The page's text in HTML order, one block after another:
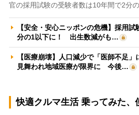
官の採用試験の受験者数は10年間で2分
【安全・安心ニッポンの危機】採用
分の1以下に！ 出生数減がも…
【医療崩壊】人口減少で「医師不足
見舞われ地域医療が限界に 今後…
快適クルマ生活 乗ってみた、